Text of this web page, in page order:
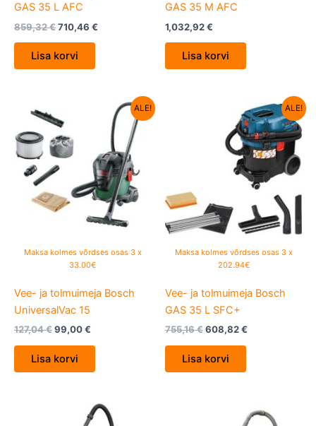
GAS 35 L AFC
859,32€710,46 €
Lisa korvi
GAS 35 M AFC
1,032,92€
Lisa korvi
ALE!
Maksa kolmes võrdses osas 3 x
33.00€
Vee- ja tolmuimeja Bosch
UniversalVac 15
127,04€
hind
oli:
127,04 €.
99,00€
Current
price
99,00 €.
Lisa korvi
ALE!
Maksa kolmes võrdses osas 3 x
202.94€
Vee- ja tolmuimeja Bosch
GAS 35 L SFC+
755,16€
755,16 €.
608,82€
Current
price
is:
608,82 €.
Lisa korvi